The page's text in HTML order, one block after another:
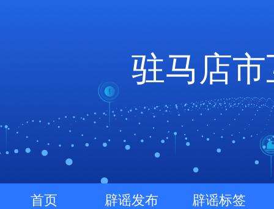
驻马店
首页 辟谣发布 辟谣标签